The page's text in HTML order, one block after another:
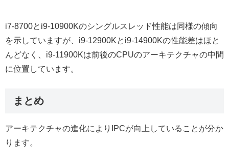
i7-8700とi9-10900Kのシングルスレッド性能は同様の傾向
を示していますが、i9-12900Kとi9-14900Kの性能差はほと
んどなく、i9-11900Kは前後のCPUのアーキテクチャの中間
に位置しています。
まとめ
アーキテクチャの進化によりIPCが向上していることが分か
ります。